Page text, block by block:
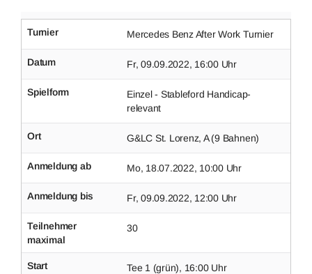
Turnier Mercedes Benz After Work Turnier
Datum Fr, 09.09.2022, 16:00 Uhr
Spielform
Einzel - Stableford Handicap-
relevant
Ort G&LC St. Lorenz, A (9 Bahnen)
Anmeldung ab Mo, 18.07.2022, 10:00 Uhr
Anmeldung bis Fr, 09.09.2022, 12:00 Uhr
Teilnehmer
maximal
30
Start Tee 1 (grün), 16:00 Uhr